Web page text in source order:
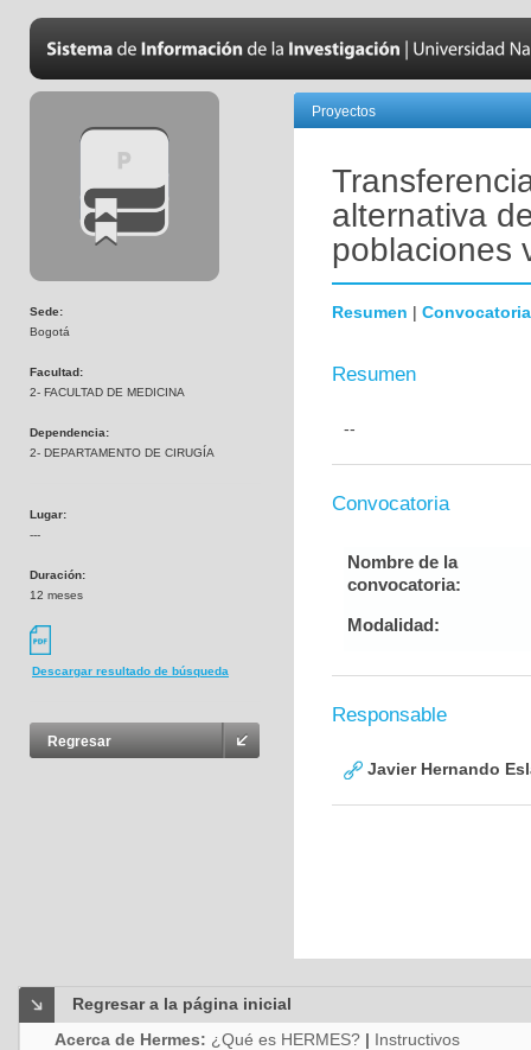
Sede:
Bogotá
Facultad:
2- FACULTAD DE MEDICINA
Dependencia:
2- DEPARTAMENTO DE CIRUGÍA
Lugar:
---
Duración:
12 meses
Descargar resultado de búsqueda
Regresar
Proyectos
alternativa
poblaciones
Resumen | Convocatoria
Resumen
--
Convocatoria
Nombre de la
convocatoria:
Modalidad:
Responsable
Javier Hernando
Regresar a la página inicial
Acerca de Hermes: ¿Qué es HERMES? | Instructivos